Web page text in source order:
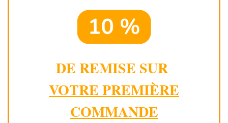
DE REMISE SUR
VOTRE PREMIÈRE
COMMANDE